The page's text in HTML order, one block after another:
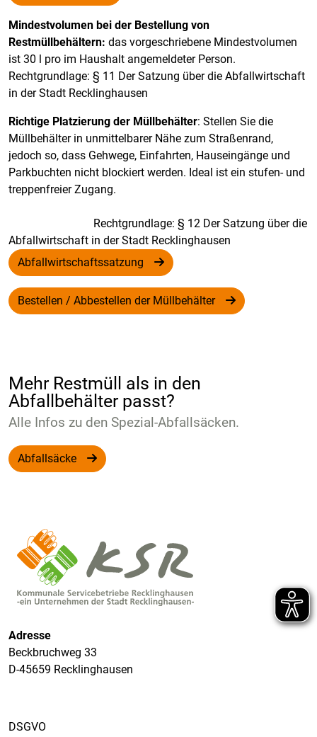
Mindestvolumen bei der Bestellung von
Restmüllbehältern: das vorgeschriebene Mindestvolumen
ist 30 l pro im Haushalt angemeldeter Person.
Rechtgrundlage: § 11 Der Satzung über die Abfallwirtschaft
in der Stadt Recklinghausen
Richtige Platzierung der Müllbehälter: Stellen Sie die
Müllbehälter in unmittelbarer Nähe zum Straßenrand,
jedoch so, dass Gehwege, Einfahrten, Hauseingänge und
Parkbuchten nicht blockiert werden. Ideal ist ein stufen- und
treppenfreier Zugang.
Rechtgrundlage: § 12 Der Satzung über die
Abfallwirtschaft in der Stadt Recklinghausen
Abfallwirtschaftssatzung
Bestellen / Abbestellen der Müllbehälter
Mehr Restmüll als in den
Abfallbehälter passt?
Alle Infos zu den Spezial-Abfallsäcken.
Abfallsäcke
Adresse
Beckbruchweg 33
D-45659 Recklinghausen
DSGVO